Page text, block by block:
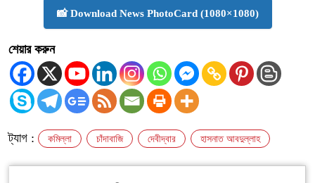
📸 Download News PhotoCard (1080×1080)
শেয়ার করুন
ট্যাগ : কমিল্লা চাঁদাবাজি দেবীদ্বার হাসনাত আবদুল্লাহ